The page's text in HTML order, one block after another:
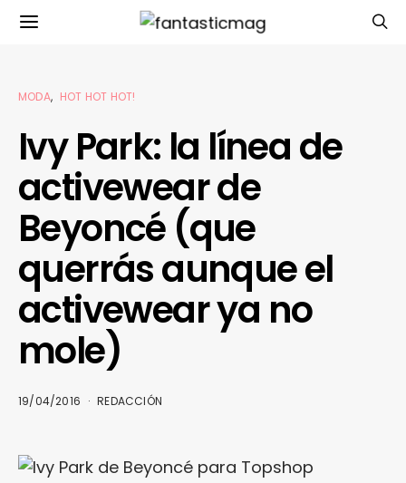
MODA HOT HOT HOT!
Ivy Park: la línea de
activewear de
Beyoncé (que
querrás aunque el
activewear ya no
mole)
19/04/2016 REDACCIÓN